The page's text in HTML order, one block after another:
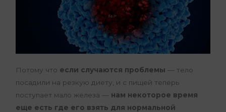
Потому что если случаются проблемы — тело
посадили на резкую диету, и с пищей теперь
поступает мало железа — нам некоторое время
еще есть где его взять для нормальной